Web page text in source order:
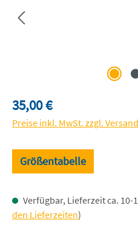
Regulärer Preis:
35,00 €
Preise inkl. MwSt. zzgl.
Größentabelle
Verfügbar, Lieferzeit ca. 10-
den Lieferzeiten)